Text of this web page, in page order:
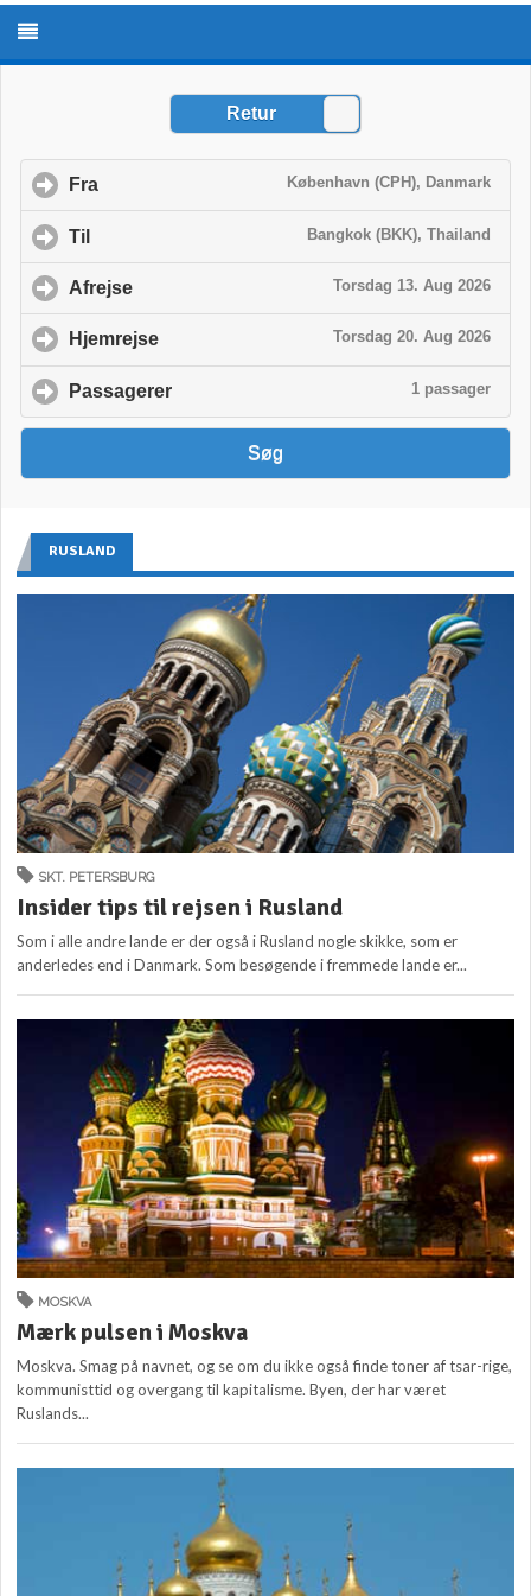
RUSLAND
SKT. PETERSBURG
Insider tips til rejsen i Rusland
Som i alle andre lande er der også i Rusland nogle skikke, som er
anderledes end i Danmark. Som besøgende i fremmede lande er...
MOSKVA
Mærk pulsen i Moskva
Moskva. Smag på navnet, og se om du ikke også finde toner af tsar-rige,
kommunisttid og overgang til kapitalisme. Byen, der har været
Ruslands...